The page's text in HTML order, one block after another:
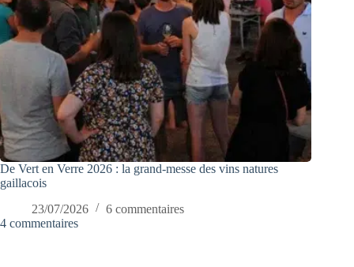
De Vert en Verre 2026 : la grand-messe des vins natures
gaillacois
23/07/2026
6 commentaires
4 commentaires